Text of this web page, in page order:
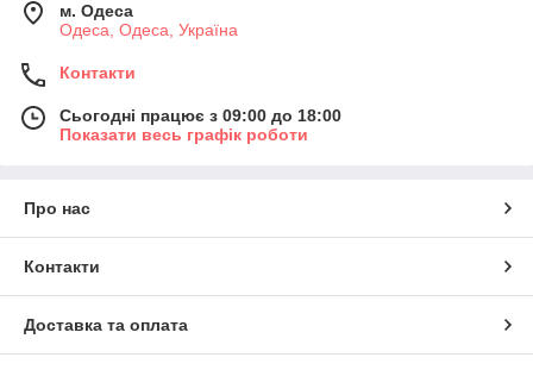
м. Одеса
Одеса, Одеса, Україна
Контакти
Сьогодні працює з 09:00 до 18:00
Показати весь графік роботи
Про нас
Контакти
Доставка та оплата